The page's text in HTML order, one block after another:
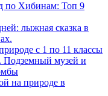
по Хибинам: Топ 9
лыжная сказка в
с 1 по 11 классы
Подземный музей и
на природе в